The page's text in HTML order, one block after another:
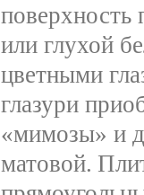
поверхность
или глухой
цветными
глазури
«мимозы» и
матовой.